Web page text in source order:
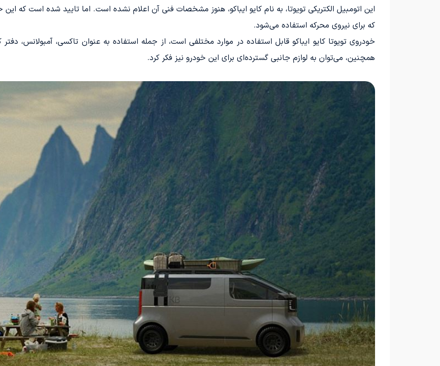
این اتومبیل الکتریکی تویوتا، به نام کایو ایباکو، هنوز مشخصات فنی آن اعلام نشده است. اما تایید شده است که
که برای نیروی محرکه استفاده می‌شود.
خودروی تویوتا کایو ایباکو قابل استفاده در موارد مختلفی است، از جمله استفاده به عنوان تاکسی، آمبولانس،
همچنین، می‌توان به لوازم جانبی گسترده‌ای برای این خودرو نیز فکر کرد.